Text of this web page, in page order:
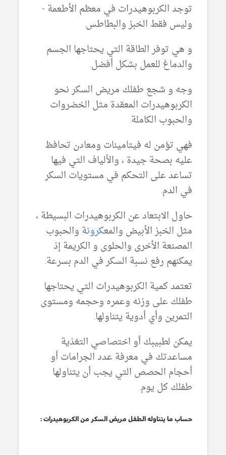
توجد الكربوهيدرات في معظم الأطعمة -
وليس فقط الخبز والبطاطس.
و هي توفر الطاقة التي يحتاجها الجسم
والدماغ للعمل بشكل أفضل.
وجه و شجع طفلك مريض السكر نحو
الكربوهيدرات المعقدة مثل الخضروات
والحبوب الكاملة.
فهي تؤمن له فيتامينات ومعادن تحافظ
عليه بصحة جيدة ، والألياف التي فيها
تساعد على التحكم في مستويات السكر
في الدم.
حاول الابتعاد عن الكربوهيدرات البسيطة ،
مثل الخبز الأبيض والمعكرونة والحبوب
المصنعة الأخرى والحلوى و الكريمة إذ
يمكنهم رفع نسبة السكر في الدم بسرعة.
تعتمد كمية الكربوهيدرات التي يحتاجها
طفلك على وزنه وعمره وحجمه ومستوى
التمرين وأي أدوية يتناولها.
يمكن لطبيبك أو اختصاصي التغذية
مساعدتك في معرفة عدد الجرامات أو
أحجام الحصص التي يجب أن يتناولها
طفلك كل يوم.
حساب ما يتناوله الطفل مريض السكر من الكربوهيدرات :